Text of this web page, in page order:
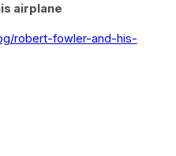
airplane
robert-fowler-and-his-